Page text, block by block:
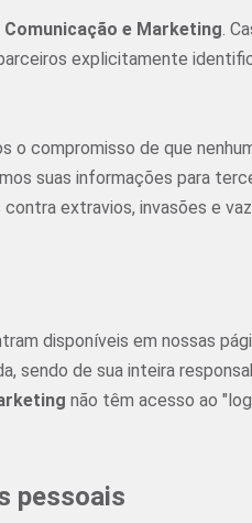
e Marketing.
explicitamente
o compromisso de que
suas informações para
extravios, invasões e
disponíveis em nossas
sendo de sua inteira
não têm acesso ao
pessoais